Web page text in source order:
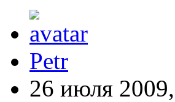
Petr
26 июля